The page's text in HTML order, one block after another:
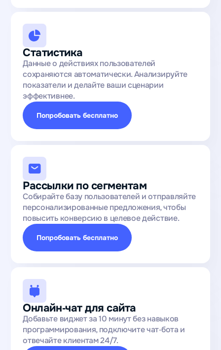
Статистика
Данные о действиях пользователей
сохраняются автоматически. Анализируйте
показатели и делайте ваши сценарии
эффективнее.
Попробовать бесплатно
Рассылки по сегментам
Собирайте базу пользователей и отправляйте
персонализированные предложения, чтобы
повысить конверсию в целевое действие.
Попробовать бесплатно
Онлайн‑чат для сайта
Добавьте виджет за 10 минут без навыков
программирования, подключите чат‑бота и
отвечайте клиентам 24/7.